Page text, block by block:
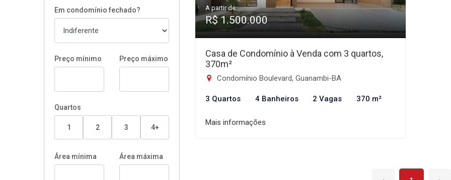
Em condomínio fechado?
Preço mínimo Preço máximo
Quartos
1 2 3 4+
Área mínima Área máxima
A partir de:
R$ 1.500.000
Casa de Condomínio à Venda com 3 quartos,
370m²
Condomínio Boulevard, Guanambi-BA
3 Quartos 4 Banheiros 2 Vagas 370 m²
Mais informações